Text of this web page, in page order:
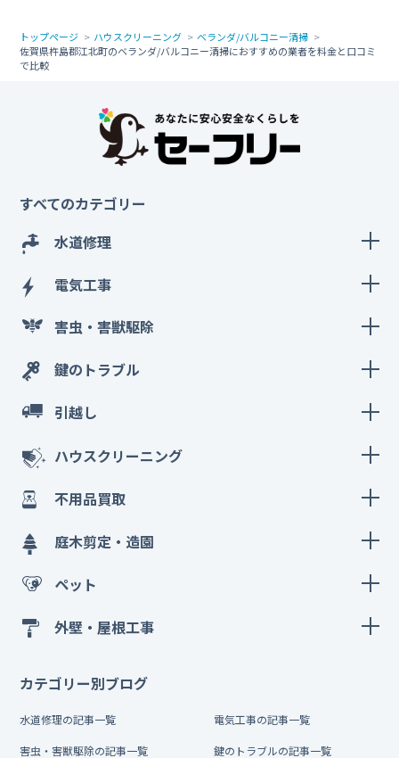
トップページ ハウスクリーニング
ベランダ/バルコニー清掃
佐賀県杵島郡江北町のベランダ/バルコニー清掃におすすめの業者を料金と口コミ
で比較
すべてのカテゴリー
水道修理
電気工事
害虫・害獣駆除
鍵のトラブル
引越し
ハウスクリーニング
不用品買取
庭木剪定・造園
ペット
外壁・屋根工事
カテゴリー別ブログ
水道修理の記事一覧 電気工事の記事一覧
害虫・害獣駆除の記事一覧 鍵のトラブルの記事一覧